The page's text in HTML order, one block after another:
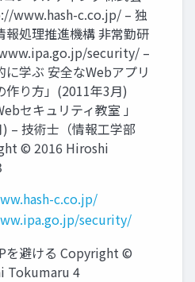
www.hash-c.co.jp/ – 独
報処理推進機構 非常勤研
security/ –
に学ぶ 安全なWebアプリ
作り方」(2011年3月)
セキュリティ教室 」
– 技術士（情報工学部
© 2016 Hiroshi
c.co.jp/
security/
を避ける Copyright ©
Tokumaru 4